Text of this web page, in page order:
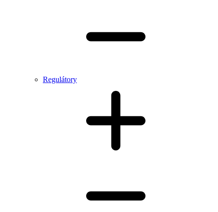
Regulátory